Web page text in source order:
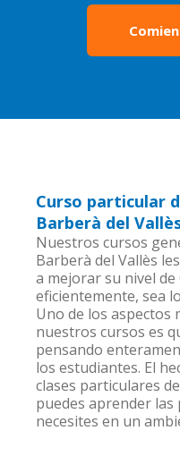
Curso particular
Barberà del
Nuestros cursos
Barberà del Vallès
a mejorar su nivel
eficientemente, sea
Uno de los aspectos
nuestros cursos es
pensando
los estudiantes. El
clases particulares
puedes aprender las
necesites en un